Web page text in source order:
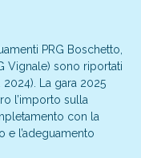
PRG Boschetto,
Vignale) sono riportati
La gara 2025
l’importo sulla
con la
e l’adeguamento